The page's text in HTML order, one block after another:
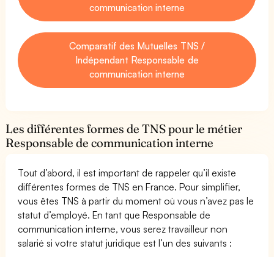
communication interne
Comparatif des Mutuelles TNS /
Indépendant Responsable de
communication interne
Les différentes formes de TNS pour le métier
Responsable de communication interne
Tout d’abord, il est important de rappeler qu’il existe
différentes formes de TNS en France. Pour simplifier,
vous êtes TNS à partir du moment où vous n’avez pas le
statut d’employé. En tant que Responsable de
communication interne, vous serez travailleur non
salarié si votre statut juridique est l’un des suivants :